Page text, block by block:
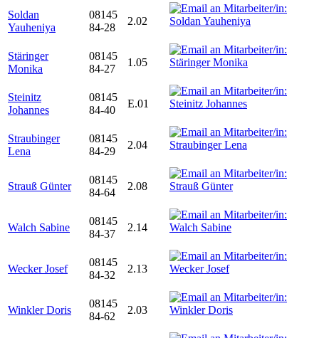
Soldan
Yauheniya
08145
84-28
2.02
Stäringer
Monika
08145
84-27
1.05
Steinitz
Johannes
08145
84-40
E.01
Straubinger
Lena
08145
84-29
2.04
Strauß Günter
08145
84-64
2.08
Walch Sabine
08145
84-37
2.14
Wecker Josef
08145
84-32
2.13
Winkler Doris
08145
84-62
2.03